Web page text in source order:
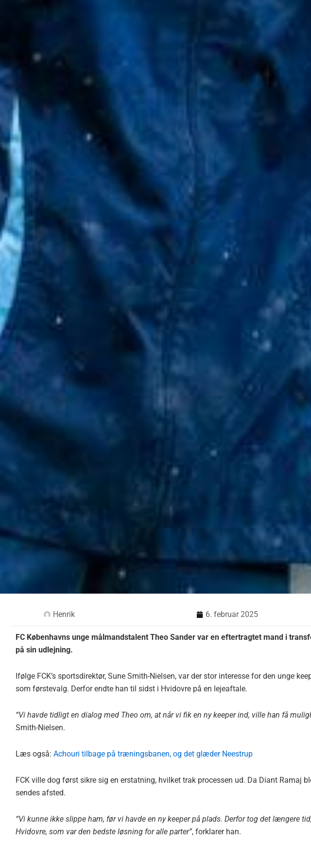
Henrik 6. februar 2025
FC Københavns unge målmandstalent Theo Sander var en eftertragtet mand i
på sin udlejning.
Ifølge FCK’s sportsdirektør, Sune Smith-Nielsen, var der stor interesse for den unge
som førstevalg. Derfor endte han til sidst i Hvidovre på en lejeaftale.
“Vi havde tidligt en dialog med Theo om, at når vi fik en ny keeper ind, ville han få
Smith-Nielsen.
Læs også: Achouri tilbage på træningsbanen, og det glæder Neestrup
FCK ville dog først sikre sig en erstatning, hvilket trak processen ud. Da Diant Ramaj
sendes afsted.
“Vi kunne ikke slippe ham, før vi havde en ny keeper på plads. Derfor tog det længere
Hvidovre, som var den bedste løsning for alle parter”, forklarer han.